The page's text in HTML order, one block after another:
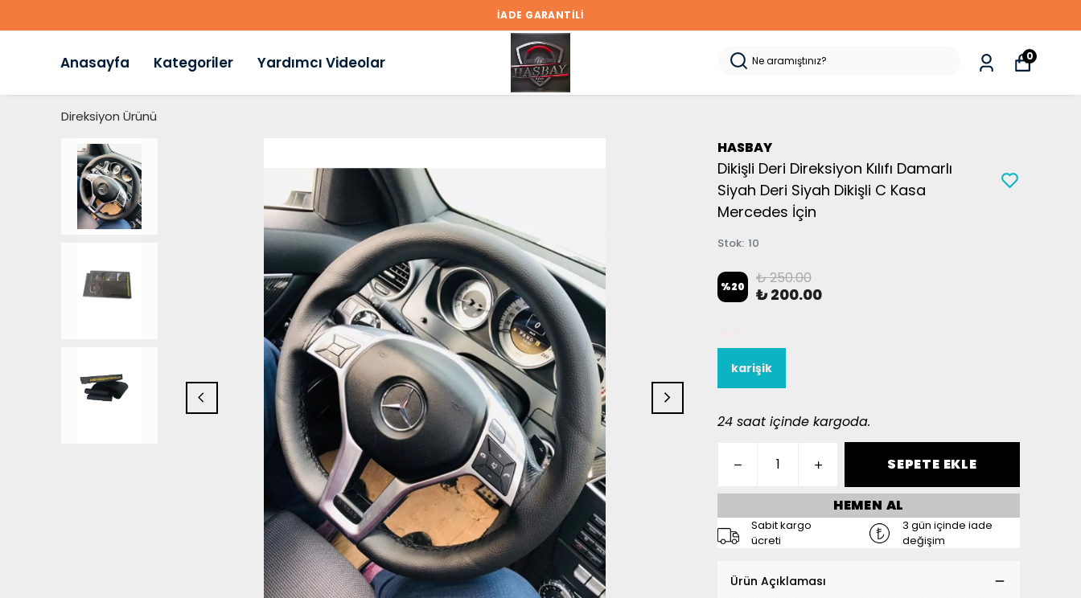
İADE GARANTİLİ
Anasayfa Kategoriler Yardımcı Videolar 0
Direksiyon Ürünü
HASBAY
Dikişli Deri Direksiyon Kılıfı Damarlı
Siyah Deri Siyah Dikişli C Kasa
Mercedes İçin
Stok: 10
%20 ₺ 250.00
₺ 200.00
karişik
24 saat içinde kargoda.
SEPETE EKLE
HEMEN AL
Sabit kargo
ücreti
3 gün içinde iade
değişim
Ürün Açıklaması